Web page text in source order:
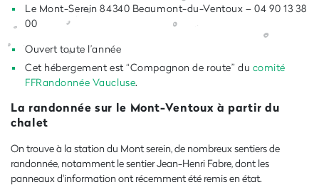
Le Mont-Serein 84340 Beaumont-du-Ventoux – 04 90 13 38
00
Ouvert toute l’année
Cet hébergement est “Compagnon de route” du comité
FFRandonnée Vaucluse.
La randonnée sur le Mont-Ventoux à partir du
chalet
On trouve à la station du Mont serein, de nombreux sentiers de
randonnée, notamment le sentier Jean-Henri Fabre, dont les
panneaux d'information ont récemment été remis en état.